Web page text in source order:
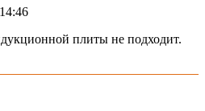
плиты не подходит.